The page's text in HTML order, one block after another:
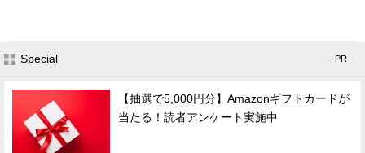
Special - PR -
【抽選で5,000円分】Amazonギフトカードが
当たる！読者アンケート実施中